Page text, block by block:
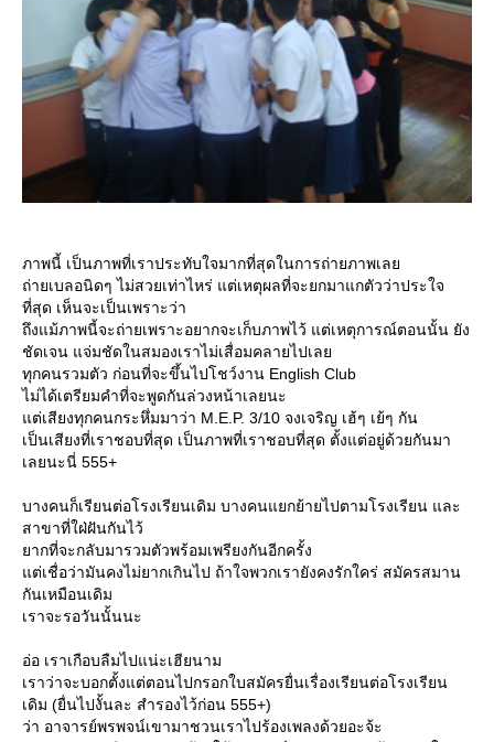
ภาพนี้ เป็นภาพที่เราประทับใจมากที่สุดในการถ่ายภาพเล
ถ่ายเบลอนิดๆ ไม่สวยเท่าไหร่ แต่เหตุผลที่จะยกมาแกตัวว่าประใจ
ที่สุด เห็นจะเป็นเพราะว่า
ถึงแม้ภาพนี้จะถ่ายเพราะอยากจะเก็บภาพไว้ แต่เหตุการณ์ตอนนั้น ยัง
ชัดเจน แจ่มชัดในสมองเราไม่เสื่อมคลายไปเล
ทุกคนรวมตัว ก่อนที่จะขึ้นไปโชว์งาน English Club
ไม่ได้เตรียมคำที่จะพูดกันล่วงหน้าเลยนะ
ต่เสียงทุกคนกระหึ่มมาว่า M.E.P. 3/10 จงเจริญ เฮ้ๆ เย้ๆ กัน
เป็นเสียงที่เราชอบที่สุด เป็นภาพที่เราชอบที่สุด ตั้งแต่อยู่ด้วยกันมา
เลยนะนี่ 555+
บางคนก็เรียนต่อโรงเรียนเดิม บางคนแยกย้ายไปตามโรงเรียน และ
สาขาที่ใฝ่ฝันกันไว้
ากที่จะกลับมารวมตัวพร้อมเพรียงกันอีกครั้ง
ต่เชื่อว่ามันคงไม่ยากเกินไป ถ้าใจพวกเรายังคงรักใคร่ สมัครสมาน
กันเหมือนเดิม
เราจะรอวันนั้นนะ
อ่อ เราเกือบลืมไปแน่ะเฮียนาม
เราว่าจะบอกตั้งแต่ตอนไปกรอกใบสมัครยื่นเรื่องเรียนต่อโรงเรียน
เดิม (ยื่นไปงั้นละ สำรองไว้ก่อน 555+)
ว่า อาจารย์พรพจน์เขามาชวนเราไปร้องเพลงด้วยอะจ้ะ